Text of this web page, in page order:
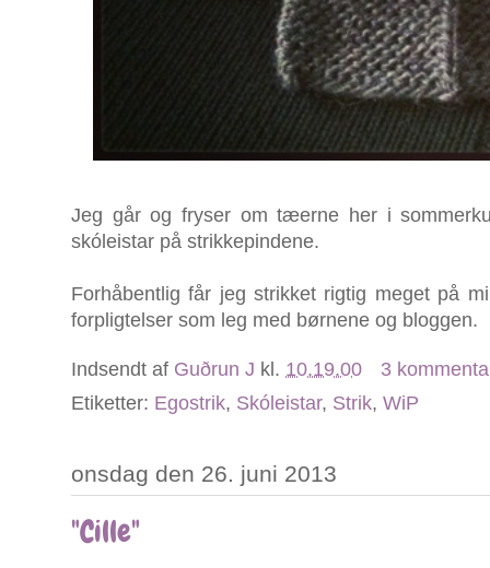
Jeg går og fryser om tæerne her i
skóleistar på strikkepindene.
Forhåbentlig får jeg strikket rigtig meget på
forpligtelser som leg med børnene og bloggen.
Indsendt af Guðrun J kl. 10.19.00
3
Etiketter: Egostrik, Skóleistar, Strik, WiP
onsdag den 26. juni 2013
"Cille"